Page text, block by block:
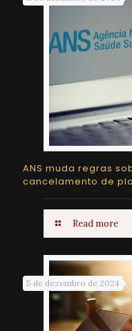
ANS muda regras
cancelamento de
Read more
5 de dezembro de 2024